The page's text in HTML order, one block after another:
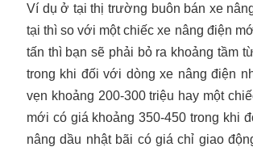
Ví dụ ở tại thị trường buôn bán xe
tại thì so với một chiếc xe nâng điện
tấn thì bạn sẽ phải bỏ ra khoảng tầm
trong khi đối với dòng xe nâng điện
vẹn khoảng 200-300 triệu hay một
mới có giá khoảng 350-450 trong khi
nâng dầu nhật bãi có giá chỉ giao